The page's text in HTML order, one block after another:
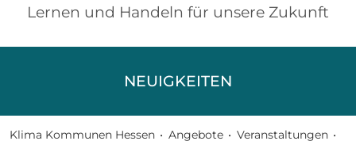
Lernen und Handeln für unsere Zukunft
NEUIGKEITEN
Klima Kommunen Hessen • Angebote • Veranstaltungen •